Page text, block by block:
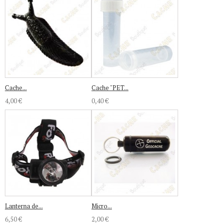
Cache...
4,00 €
Cache "PET...
0,40 €
Lanterna de...
6,50 €
Micro...
2,00 €